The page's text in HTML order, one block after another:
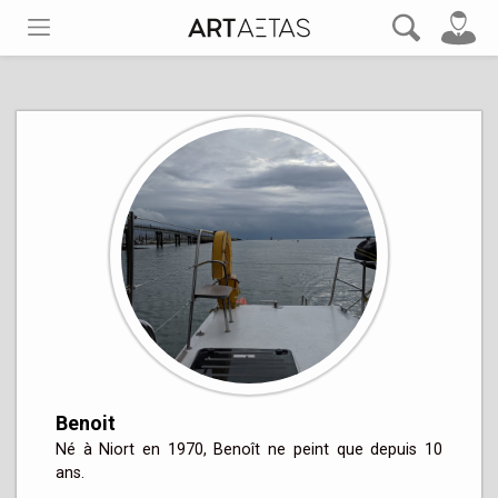
Benoit
Né à Niort en 1970, Benoît ne peint que depuis 10
ans.